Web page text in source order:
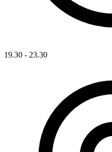
19.30 - 23.30